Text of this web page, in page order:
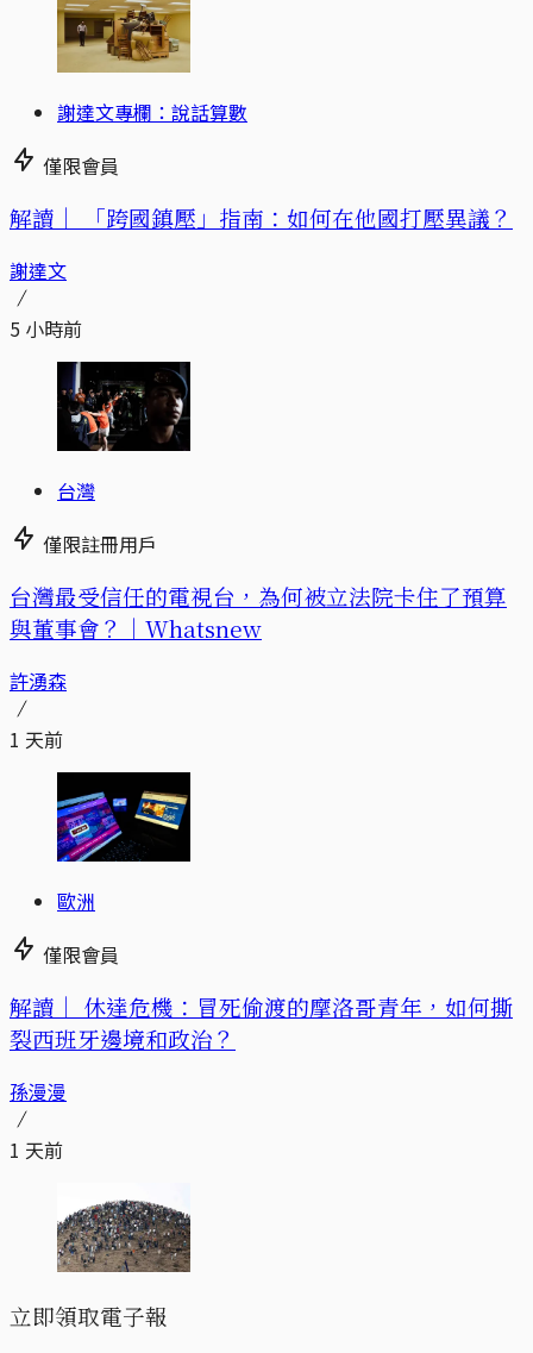
謝達文專欄：說話算數
僅限會員
解讀｜ 「跨國鎮壓」指南：如何在他國打壓異議？
謝達文
5 小時前
台灣
僅限註冊用戶
台灣最受信任的電視台，為何被立法院卡住了預算
與董事會？｜Whatsnew
許湧森
1 天前
歐洲
僅限會員
解讀｜ 休達危機：冒死偷渡的摩洛哥青年，如何撕
裂西班牙邊境和政治？
孫漫漫
1 天前
立即領取電子報